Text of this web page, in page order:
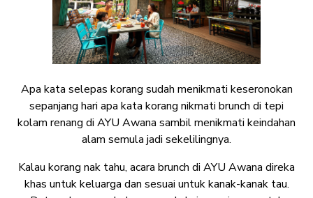
Apa kata selepas korang sudah menikmati keseronokan
sepanjang hari apa kata korang nikmati brunch di tepi
kolam renang di AYU Awana sambil menikmati keindahan
alam semula jadi sekelilingnya.
Kalau korang nak tahu, acara brunch di AYU Awana direka
khas untuk keluarga dan sesuai untuk kanak-kanak tau.